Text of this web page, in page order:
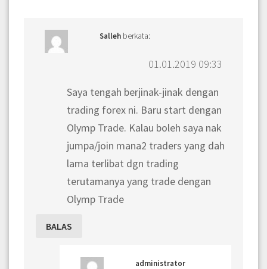
Salleh berkata:
01.01.2019 09:33
Saya tengah berjinak-jinak dengan
trading forex ni. Baru start dengan
Olymp Trade. Kalau boleh saya nak
jumpa/join mana2 traders yang dah
lama terlibat dgn trading
terutamanya yang trade dengan
Olymp Trade
BALAS
administrator